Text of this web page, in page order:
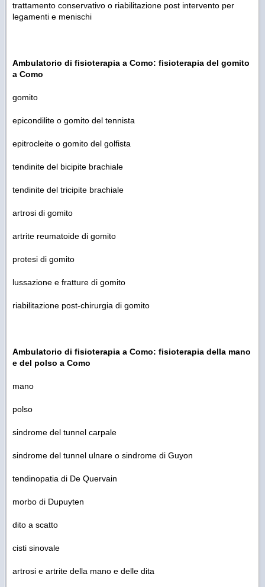
trattamento conservativo o riabilitazione post intervento per
legamenti e menischi
Ambulatorio di fisioterapia a Como: fisioterapia del gomito
a Como
gomito
epicondilite o gomito del tennista
epitrocleite o gomito del golfista
tendinite del bicipite brachiale
tendinite del tricipite brachiale
artrosi di gomito
artrite reumatoide di gomito
protesi di gomito
lussazione e fratture di gomito
riabilitazione post-chirurgia di gomito
Ambulatorio di fisioterapia a Como: fisioterapia della mano
e del polso a Como
mano
polso
sindrome del tunnel carpale
sindrome del tunnel ulnare o sindrome di Guyon
tendinopatia di De Quervain
morbo di Dupuyten
dito a scatto
cisti sinovale
artrosi e artrite della mano e delle dita